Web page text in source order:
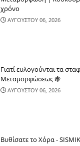
χρόνο
ΑΥΓΟΥΣΤΟΥ 06, 2026
Γιατί ευλογούνται τα
Μεταμορφώσεως 🍇
ΑΥΓΟΥΣΤΟΥ 06, 2026
Βυθίσατε το Χόρα -